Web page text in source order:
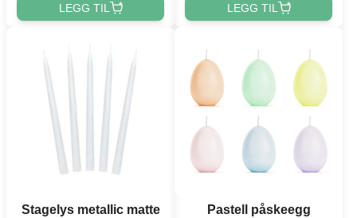
LEGG TIL LEGG TIL
Stagelys metallic matte
Pastell påskeegg